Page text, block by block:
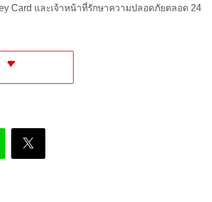
Card และเจ้าหน้าที่รักษาความปลอดภัยตลอด 24